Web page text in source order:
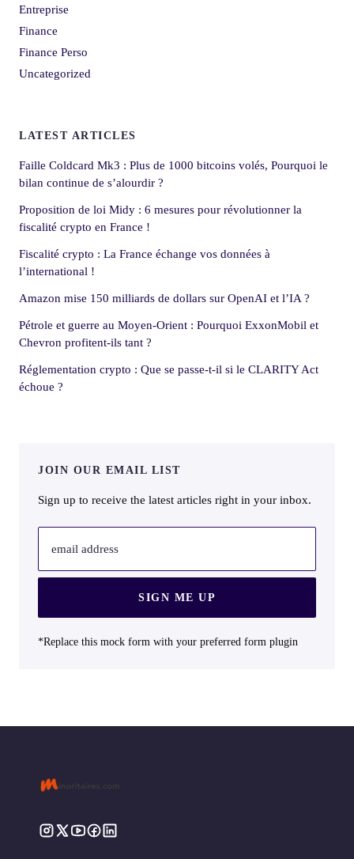
Entreprise
Finance
Finance Perso
Uncategorized
LATEST ARTICLES
Faille Coldcard Mk3 : Plus de 1000 bitcoins volés, Pourquoi le
bilan continue de s’alourdir ?
Proposition de loi Midy : 6 mesures pour révolutionner la
fiscalité crypto en France !
Fiscalité crypto : La France échange vos données à
l’international !
Amazon mise 150 milliards de dollars sur OpenAI et l’IA ?
Pétrole et guerre au Moyen-Orient : Pourquoi ExxonMobil et
Chevron profitent-ils tant ?
Réglementation crypto : Que se passe-t-il si le CLARITY Act
échoue ?
JOIN OUR EMAIL LIST
Sign up to receive the latest articles right in your inbox.
email address
SIGN ME UP
*Replace this mock form with your preferred form plugin